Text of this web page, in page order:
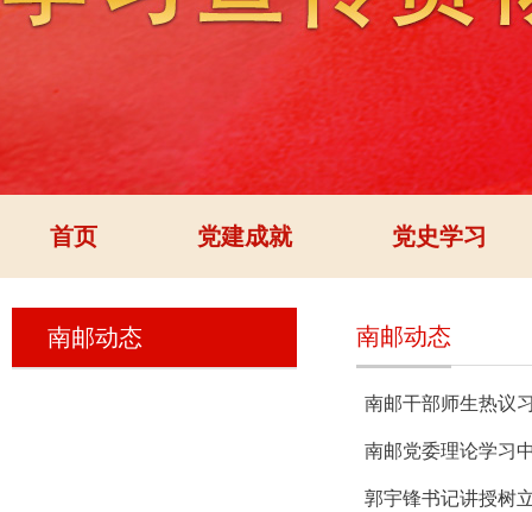
首页 党建成就 党史学习
南邮动态 南邮动态
南邮干部师生热议
南邮党委理论学习
郭宇锋书记讲授树